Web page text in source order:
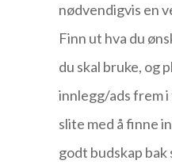
nødvendigvis en
Finn ut hva du
du skal bruke, og
innlegg/ads frem i
slite med å finne
godt budskap bak